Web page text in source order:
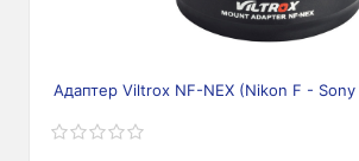
Адаптер Viltrox NF-NEX (Nikon F - Sony